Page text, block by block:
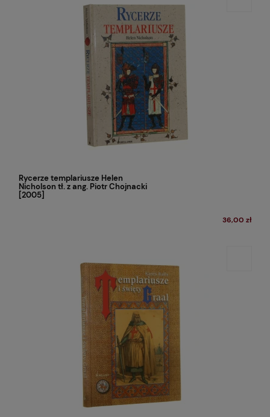
Rycerze templariusze Helen
Nicholson tł. z ang. Piotr Chojnacki
[2005]
36,00 zł